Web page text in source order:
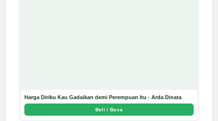
Harga Diriku Kau Gadaikan demi Perempuan Itu - Arda Dinata
Beli / Baca